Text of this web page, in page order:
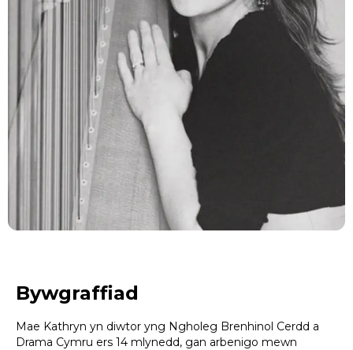
Bywgraffiad
Mae Kathryn yn diwtor yng Ngholeg Brenhinol Cerdd a
Drama Cymru ers 14 mlynedd, gan arbenigo mewn